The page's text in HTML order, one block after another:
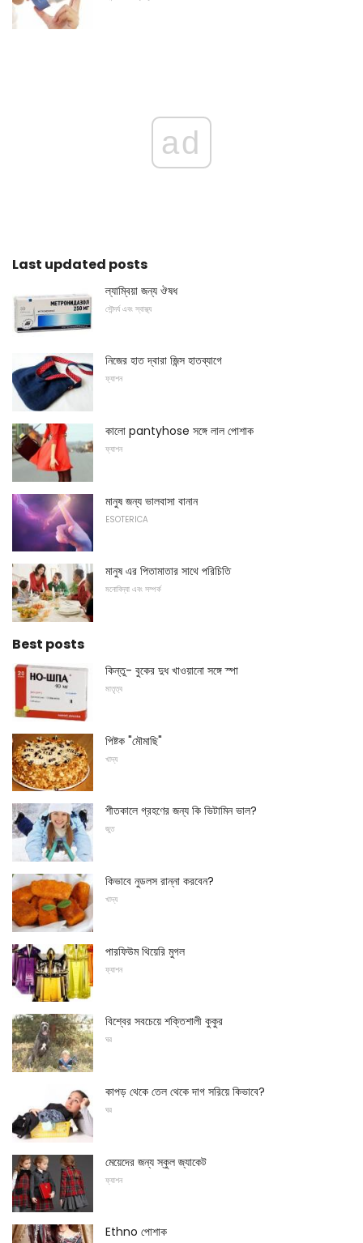
ad
Last updated posts
ল্যাম্বিয়া জন্য ঔষধ
সৌন্দর্য এবং স্বাস্থ্য
নিজের হাত দ্বারা জিন্স হাতব্যাগে
ফ্যাশন
কালো pantyhose সঙ্গে লাল পোশাক
ফ্যাশন
মানুষ জন্য ভালবাসা বানান
ESOTERICA
মানুষ এর পিতামাতার সাথে পরিচিতি
মনোবিদ্যা এবং সম্পর্ক
Best posts
কিন্তু- বুকের দুধ খাওয়ানো সঙ্গে স্পা
মাতৃত্ব
পিষ্টক "মৌমাছি"
খাদ্য
শীতকালে গ্রহণের জন্য কি ভিটামিন ভাল?
জুত
কিভাবে নুডলস রান্না করবেন?
খাদ্য
পারফিউম থিয়েরি মুগল
ফ্যাশন
বিশ্বের সবচেয়ে শক্তিশালী কুকুর
ঘর
কাপড় থেকে তেল থেকে দাগ সরিয়ে কিভাবে?
ঘর
মেয়েদের জন্য স্কুল জ্যাকেট
ফ্যাশন
Ethno পোশাক